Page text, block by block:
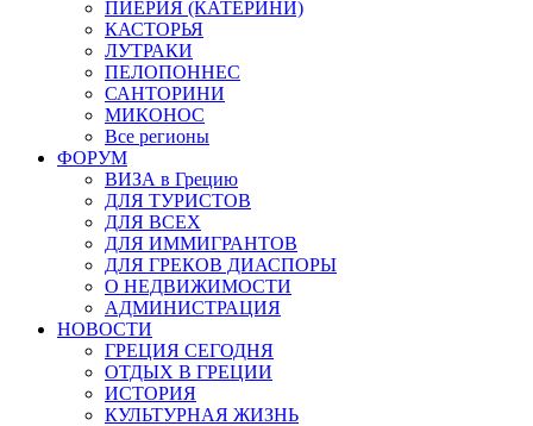
ПИЕРИЯ (КАТЕРИНИ)
КАСТОРЬЯ
ЛУТРАКИ
ПЕЛОПОННЕС
САНТОРИНИ
МИКОНОС
Все регионы
ФОРУМ
ВИЗА в Грецию
ДЛЯ ТУРИСТОВ
ДЛЯ ВСЕХ
ДЛЯ ИММИГРАНТОВ
ДЛЯ ГРЕКОВ ДИАСПОРЫ
О НЕДВИЖИМОСТИ
АДМИНИСТРАЦИЯ
НОВОСТИ
ГРЕЦИЯ СЕГОДНЯ
ОТДЫХ В ГРЕЦИИ
ИСТОРИЯ
КУЛЬТУРНАЯ ЖИЗНЬ